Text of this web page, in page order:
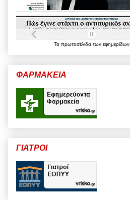
Τα πρωτοσέλιδα των εφημερίδων
ΦΑΡΜΑΚΕΙΑ
ΓΙΑΤΡΟΙ